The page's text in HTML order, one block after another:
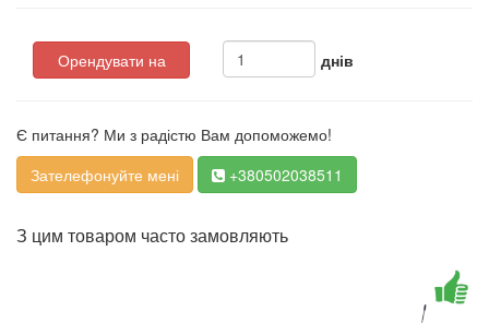
Орендувати на днів
Є питання? Ми з радістю Вам допоможемо!
Зателефонуйте мені
+380502038511
З цим товаром часто замовляють